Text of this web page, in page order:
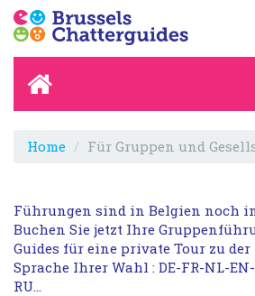
Home Für Gruppen und
Führungen sind in Belgien noch
Buchen Sie jetzt Ihre
Guides für eine private Tour zu
Sprache Ihrer Wahl : DE-FR-NL-EN-
RU…